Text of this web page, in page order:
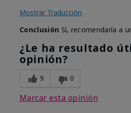
Mostrar Traducción
Conclusión Sí, recomendaría a
¿Le ha resultado
opinión?
9 0
Marcar esta opinión